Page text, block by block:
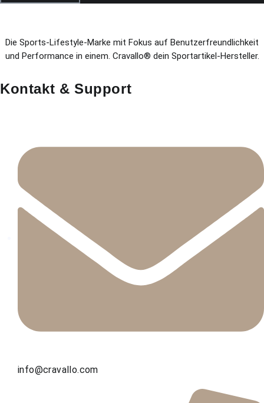
Die Sports-Lifestyle-Marke mit Fokus auf Benutzerfreundlichkeit
und Performance in einem. Cravallo® dein Sportartikel-Hersteller.
Kontakt & Support
info@cravallo.com